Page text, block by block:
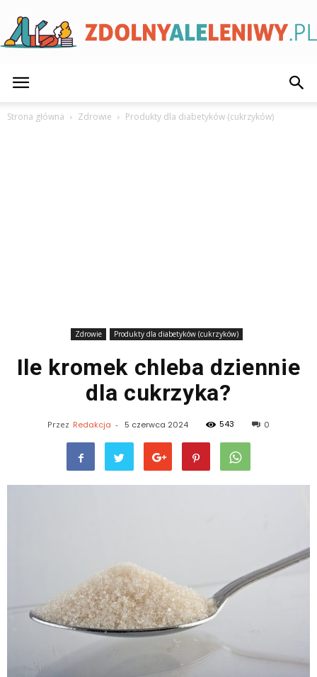
Strona główna Zdrowie Produkty dla diabetyków (cukrzyków)
Zdrowie Produkty dla diabetyków (cukrzyków)
Ile kromek chleba dziennie
dla cukrzyka?
Przez Redakcja - 5 czerwca 2024 543 0